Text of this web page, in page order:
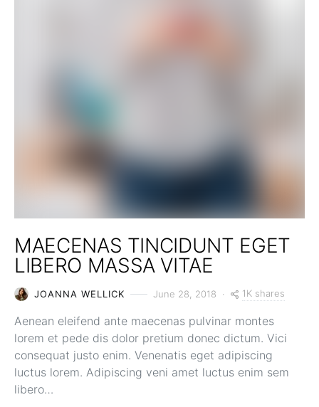
MAECENAS TINCIDUNT EGET
LIBERO MASSA VITAE
JOANNA WELLICK June 28, 2018 1K shares
Aenean eleifend ante maecenas pulvinar montes
lorem et pede dis dolor pretium donec dictum. Vici
consequat justo enim. Venenatis eget adipiscing
luctus lorem. Adipiscing veni amet luctus enim sem
libero…